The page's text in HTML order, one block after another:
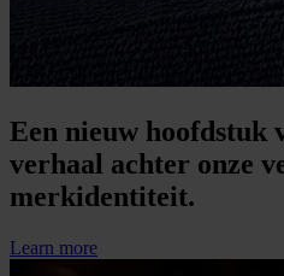
Een nieuw hoofdstuk
verhaal achter onze
merkidentiteit.
Learn more